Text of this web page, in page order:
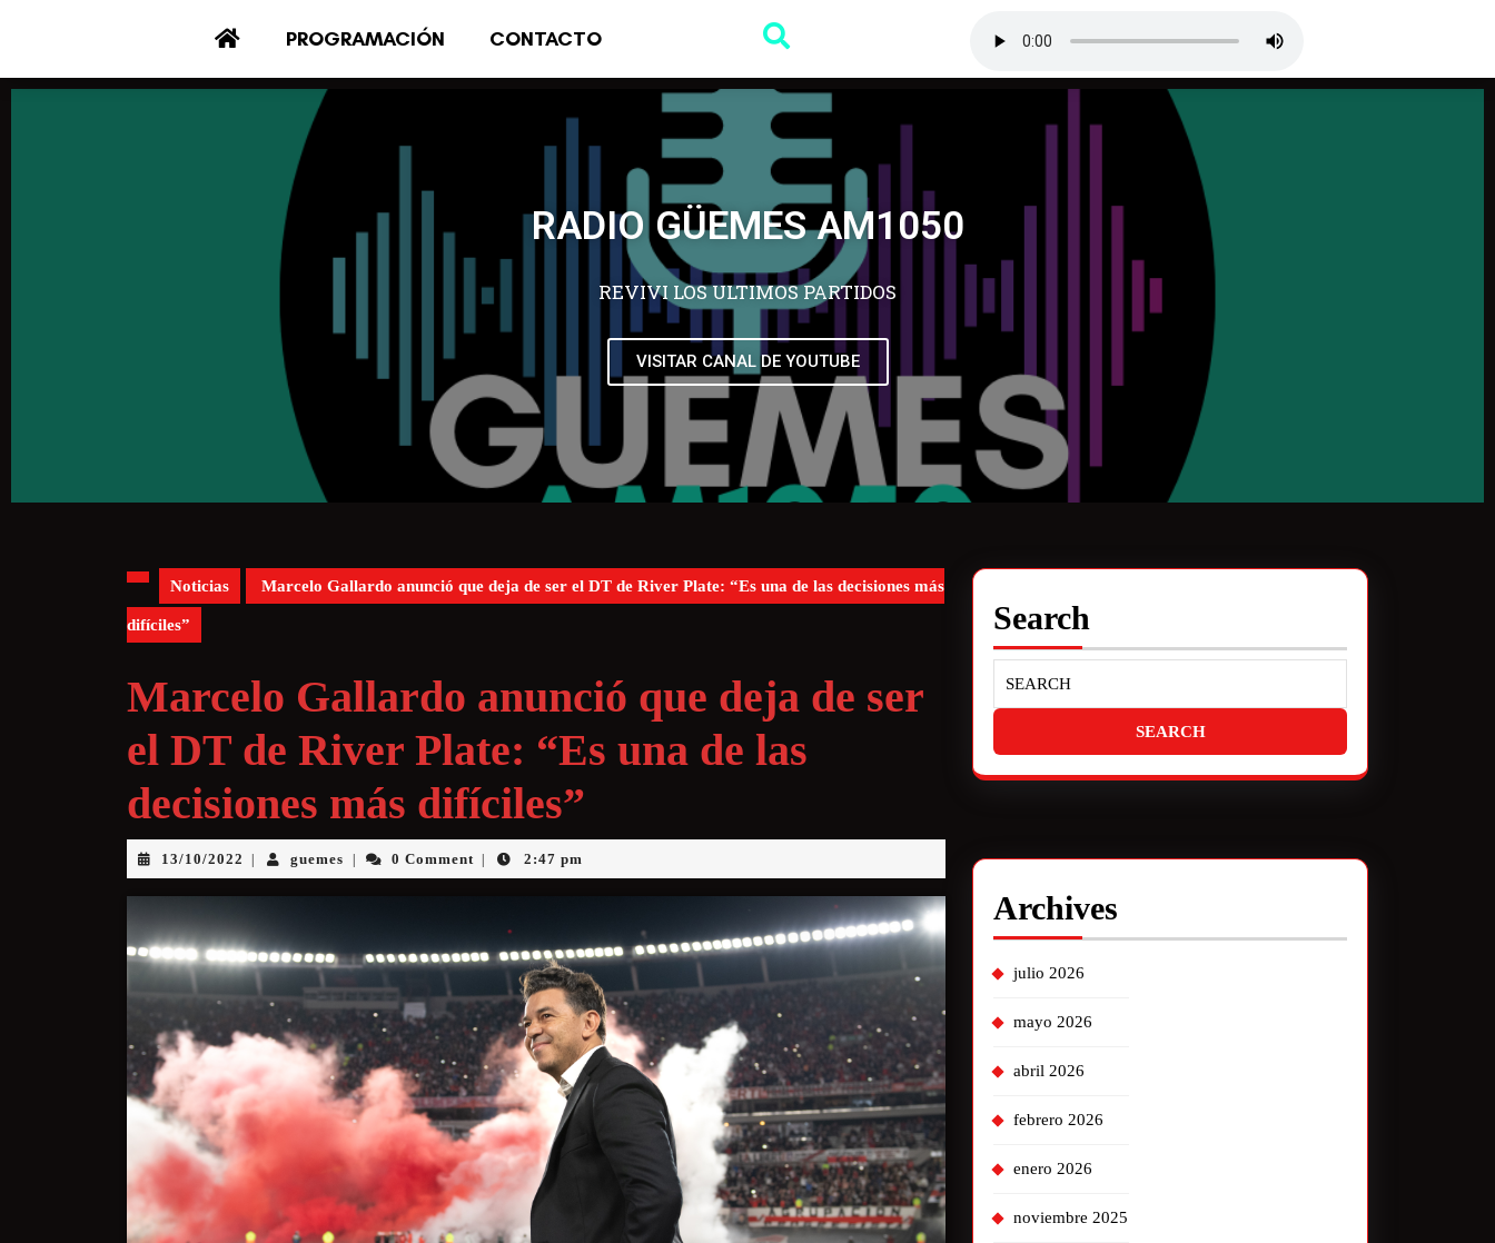
PROGRAMACIÓN CONTACTO
RADIO GÜEMES AM1050
REVIVI LOS ULTIMOS PARTIDOS
VISITAR CANAL DE YOUTUBE
Noticias Marcelo Gallardo anunció que deja de ser el DT de River Plate: “Es una de las decisiones más
difíciles”
Marcelo Gallardo anunció que deja de ser
el DT de River Plate: “Es una de las
decisiones más difíciles”
13/10/2022 guemes 0 Comment 2:47 pm
Search
Archives
julio 2026
mayo 2026
abril 2026
febrero 2026
enero 2026
noviembre 2025